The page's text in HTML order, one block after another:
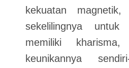
kekuatan
sekelilingnya untuk
memiliki
keunikannya